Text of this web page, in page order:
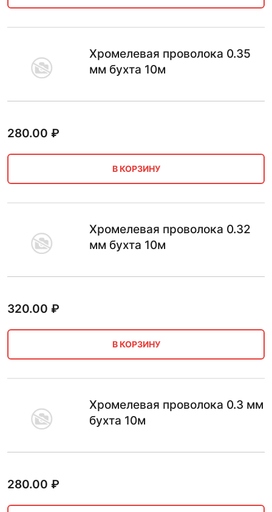
Хромелевая проволока 0.35
мм бухта 10м
280.00 ₽
В КОРЗИНУ
Хромелевая проволока 0.32
мм бухта 10м
320.00 ₽
В КОРЗИНУ
Хромелевая проволока 0.3 мм
бухта 10м
280.00 ₽